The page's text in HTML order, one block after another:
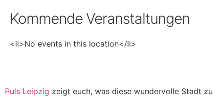
Kommende Veranstaltungen
<li>No events in this location</li>
Puls Leipzig zeigt euch, was diese wundervolle Stadt zu